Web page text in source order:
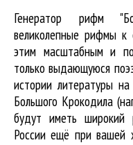
Генератор рифм
великолепные рифмы к
этим масштабным и
только выдающуюся
истории литературы
Большого Крокодила
будут иметь широкий
России ещё при вашей